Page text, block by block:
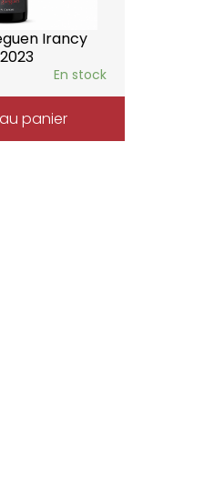
Irancy
En stock
panier